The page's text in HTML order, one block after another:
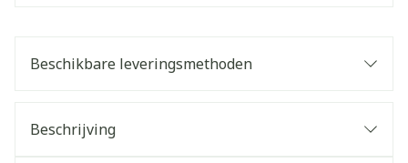
Beschikbare leveringsmethoden
Beschrijving